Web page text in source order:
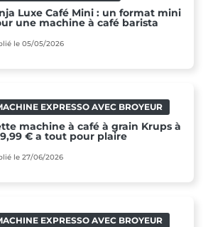
Luxe Café Mini : un format mini
une machine à café barista
le 05/05/2026
EXPRESSO AVEC BROYEUR
machine à café à grain Krups à
€ a tout pour plaire
le 27/06/2026
EXPRESSO AVEC BROYEUR